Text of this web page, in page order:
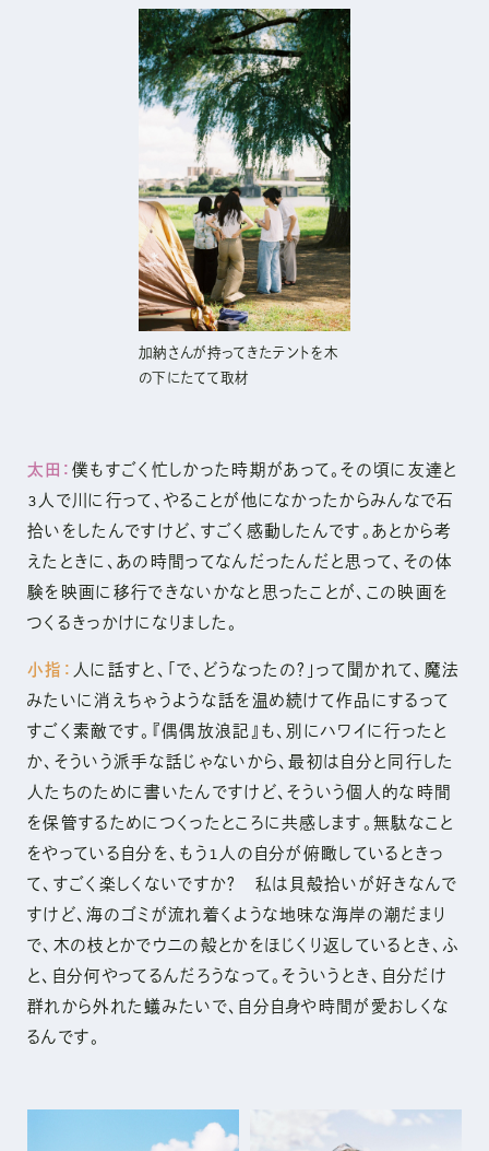
加納さんが持ってきたテントを木
の下にたてて取材
太田：僕もすごく忙しかった時期があって。その頃に友達と
3人で川に行って、やることが他になかったからみんなで石
拾いをしたんですけど、すごく感動したんです。あとから考
えたときに、あの時間ってなんだったんだと思って、その体
験を映画に移行できないかなと思ったことが、この映画を
つくるきっかけになりました。
小指：人に話すと、「で、どうなったの？」って聞かれて、魔法
みたいに消えちゃうような話を温め続けて作品にするって
すごく素敵です。『偶偶放浪記』も、別にハワイに行ったと
か、そういう派手な話じゃないから、最初は自分と同行した
人たちのために書いたんですけど、そういう個人的な時間
を保管するためにつくったところに共感します。無駄なこと
をやっている自分を、もう1人の自分が俯瞰しているときっ
て、すごく楽しくないですか？ 私は貝殻拾いが好きなんで
すけど、海のゴミが流れ着くような地味な海岸の潮だまり
で、木の枝とかでウニの殻とかをほじくり返しているとき、ふ
と、自分何やってるんだろうなって。そういうとき、自分だけ
群れから外れた蟻みたいで、自分自身や時間が愛おしくな
るんです。